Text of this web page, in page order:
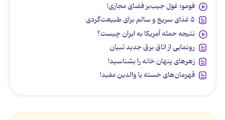
فومو؛ غول جیب‌بر فضای مجازی!
۵ غذای سریع و سالم برای طبیعت‌گردی
نتیجه حمله آمریکا به ایران چیست؟
رونمایی از اتاق برق جدید تبیان
زهرهای پنهان خانه را بشناسید!
قهرمان‌های خسته یا والدین مفید!